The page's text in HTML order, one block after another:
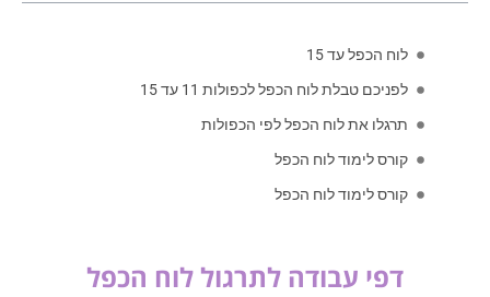
לוח הכפל עד 15
לפניכם טבלת לוח הכפל לכפולות 11 עד 15
תרגלו את לוח הכפל לפי הכפולות
קורס לימוד לוח הכפל
קורס לימוד לוח הכפל
דפי עבודה לתרגול לוח הכפל